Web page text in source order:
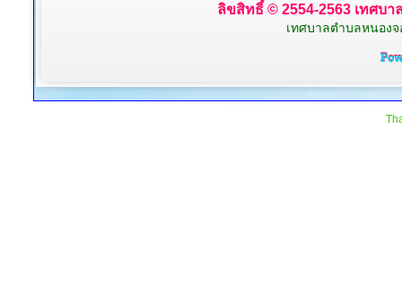
ลิขสิทธิ์ © 2554-2563 เทศบ
เทศบาลตำบลหนองจ